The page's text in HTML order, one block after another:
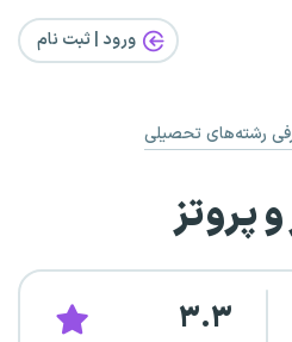
ورود | ثبت‌ نام
رشته‌های تحصیلی
و پروتز
۳.۳